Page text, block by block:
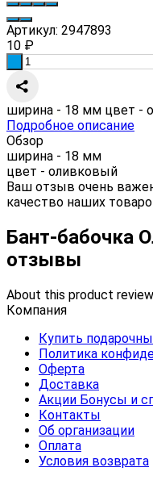
Артикул: 2947893
10 ₽
ширина - 18 мм цвет -
Подробное описание
Обзор
ширина - 18 мм
цвет - оливковый
Ваш отзыв очень
качество наших
Бант-бабочка
отзывы
About this product
Компания
Купить
Политика
Оферта
Доставка
Акции Бонусы и
Контакты
Об организации
Оплата
Условия возврата